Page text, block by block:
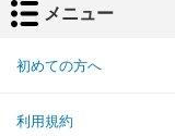
メニュー
初めての方へ
利用規約